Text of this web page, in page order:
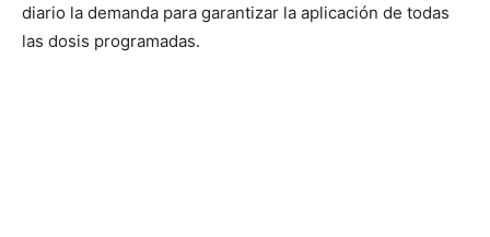
diario la demanda para garantizar la aplicación de todas
las dosis programadas.